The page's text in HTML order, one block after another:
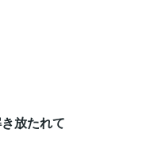
放たれて